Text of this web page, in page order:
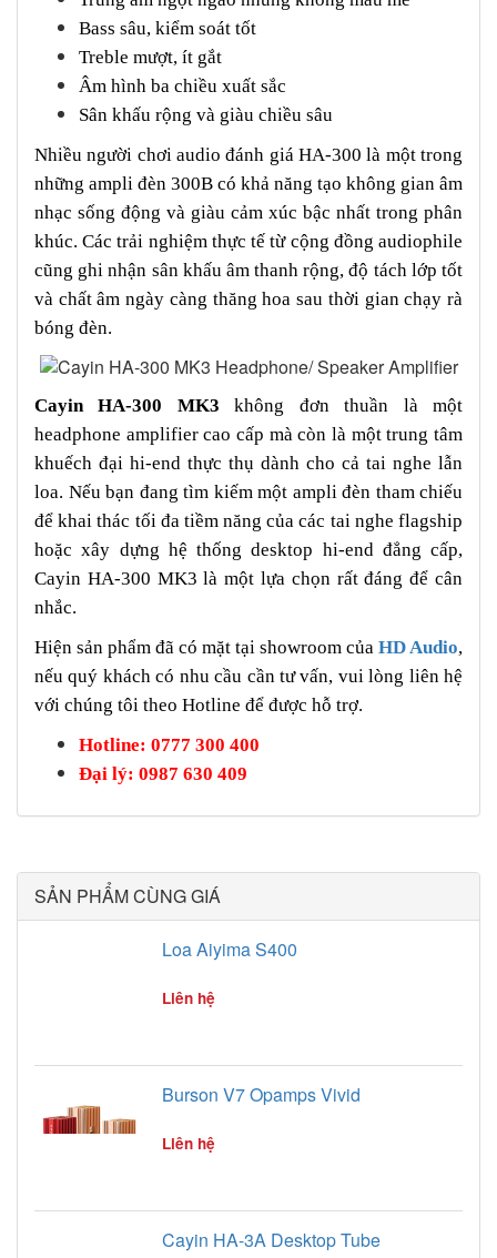
Bass sâu, kiểm soát tốt
Treble mượt, ít gắt
Âm hình ba chiều xuất sắc
Sân khấu rộng và giàu chiều sâu
Nhiều người chơi audio đánh giá HA-300 là một trong
những ampli đèn 300B có khả năng tạo không gian âm
nhạc sống động và giàu cảm xúc bậc nhất trong phân
khúc. Các trải nghiệm thực tế từ cộng đồng audiophile
cũng ghi nhận sân khấu âm thanh rộng, độ tách lớp tốt
và chất âm ngày càng thăng hoa sau thời gian chạy rà
bóng đèn.
Cayin HA-300 MK3 không đơn thuần là một
headphone amplifier cao cấp mà còn là một trung tâm
khuếch đại hi-end thực thụ dành cho cả tai nghe lẫn
loa. Nếu bạn đang tìm kiếm một ampli đèn tham chiếu
để khai thác tối đa tiềm năng của các tai nghe flagship
hoặc xây dựng hệ thống desktop hi-end đẳng cấp,
Cayin HA-300 MK3 là một lựa chọn rất đáng để cân
nhắc.
Hiện sản phẩm đã có mặt tại showroom của HD Audio,
nếu quý khách có nhu cầu cần tư vấn, vui lòng liên hệ
với chúng tôi theo Hotline để được hỗ trợ.
Hotline: 0777 300 400
Đại lý: 0987 630 409
SẢN PHẨM CÙNG GIÁ
Loa Aiyima S400
Liên hệ
Burson V7 Opamps Vivid
Liên hệ
Cayin HA-3A Desktop Tube